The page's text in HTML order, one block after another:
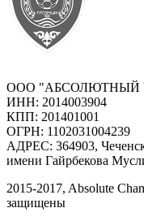
ООО "АБСОЛЮТНЫЙ
ИНН: 2014003904
КПП: 201401001
ОГРН: 1102031004239
АДРЕС: 364903,
имени Гайрбекова
2015-2017, Absolute
защищены